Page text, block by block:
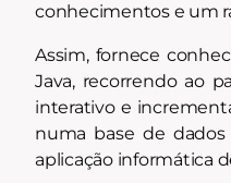
conhecimentos e um
Assim, fornece
Java, recorrendo ao
interativo e
numa base de
aplicação informática